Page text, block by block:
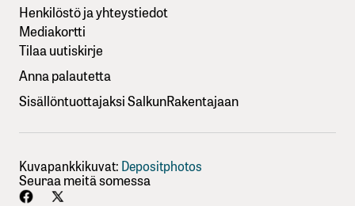
Henkilöstö ja yhteystiedot
Mediakortti
Tilaa uutiskirje
Anna palautetta
Sisällöntuottajaksi SalkunRakentajaan
Kuvapankkikuvat: Depositphotos
Seuraa meitä somessa